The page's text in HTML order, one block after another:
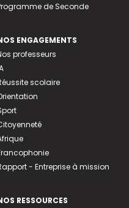
de Seconde
ENGAGEMENTS
professeurs
scolaire
- Entreprise à mission
RESSOURCES